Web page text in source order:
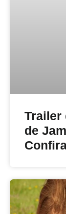
Trailer
de